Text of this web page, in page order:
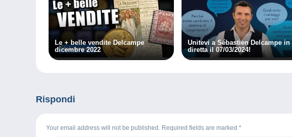
Le + belle vendite Delcampe
dicembre 2022
Unitevi a Sébastien Delcampe in
diretta il 07/03/2024!
Rispondi
Your email address will not be published. Required fields are marked *